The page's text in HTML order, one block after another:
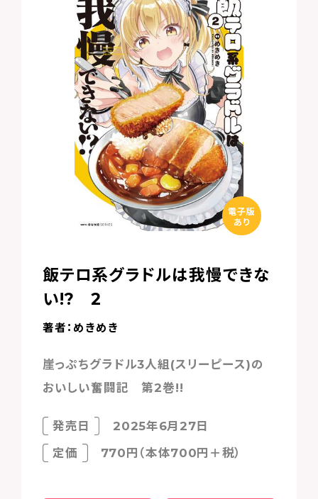
電子版
あり
飯テロ系グラドルは我慢できな
い!? 2
著者：めきめき
崖っぷちグラドル3人組(スリーピース)の
おいしい奮闘記 第2巻!!
発売日
2025年6月27日
定価
770円（本体700円＋税）